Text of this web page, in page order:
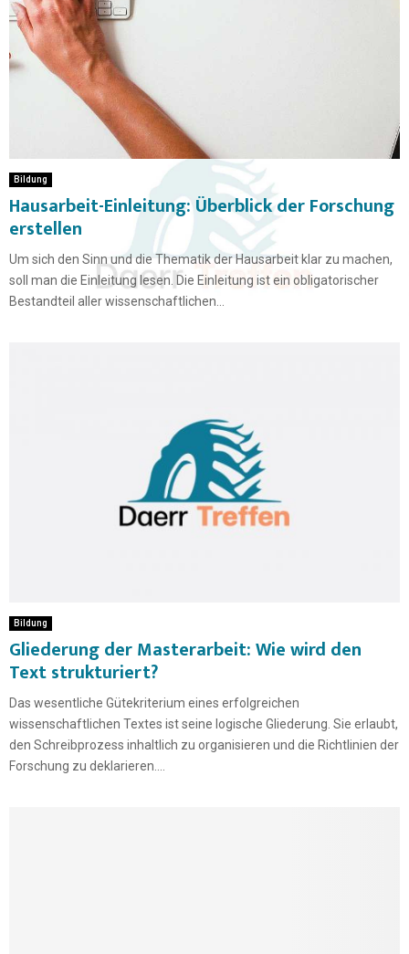
Bildung
Hausarbeit-Einleitung: Überblick der Forschung
erstellen
Um sich den Sinn und die Thematik der Hausarbeit klar zu machen,
soll man die Einleitung lesen. Die Einleitung ist ein obligatorischer
Bestandteil aller wissenschaftlichen...
Bildung
Gliederung der Masterarbeit: Wie wird den
Text strukturiert?
Das wesentliche Gütekriterium eines erfolgreichen
wissenschaftlichen Textes ist seine logische Gliederung. Sie erlaubt,
den Schreibprozess inhaltlich zu organisieren und die Richtlinien der
Forschung zu deklarieren....